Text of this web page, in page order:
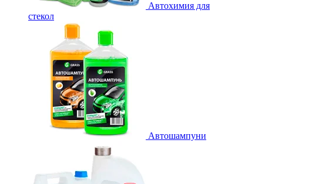
Автохимия для
стекол
Автошампуни